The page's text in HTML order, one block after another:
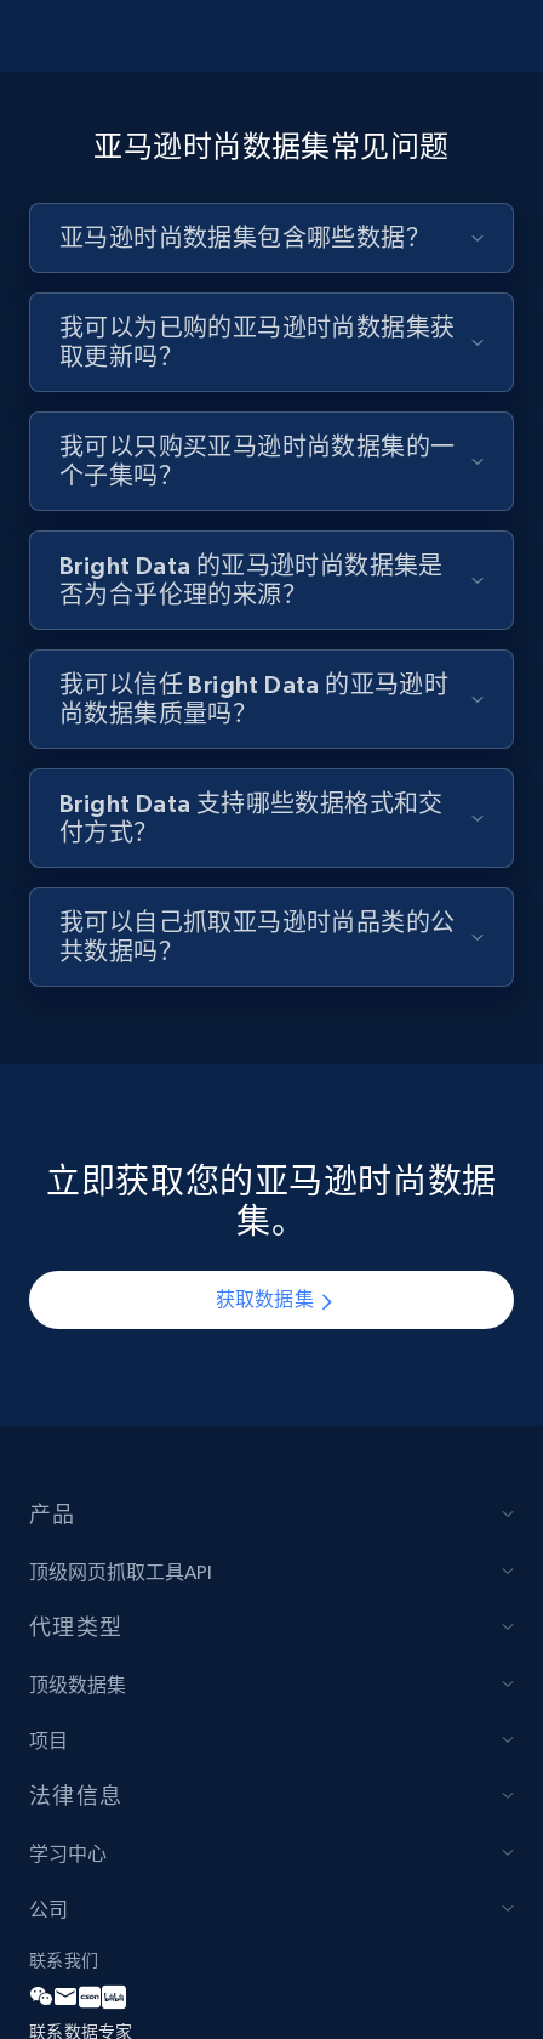
获取数据集
间的机会。
获取数据集
亚马逊时尚数据集常见问题
亚马逊时尚数据集包含哪些数据？
我可以为已购的亚马逊时尚数据集获
取更新吗？
我可以只购买亚马逊时尚数据集的一
个子集吗？
Bright Data 的亚马逊时尚数据集是
否为合乎伦理的来源？
我可以信任 Bright Data 的亚马逊时
尚数据集质量吗？
Bright Data 支持哪些数据格式和交
付方式？
我可以自己抓取亚马逊时尚品类的公
共数据吗？
立即获取您的亚马逊时尚数据
集。
获取数据集
产品
顶级网页抓取工具API
代理类型
顶级数据集
项目
法律信息
学习中心
公司
联系我们
联系数据专家